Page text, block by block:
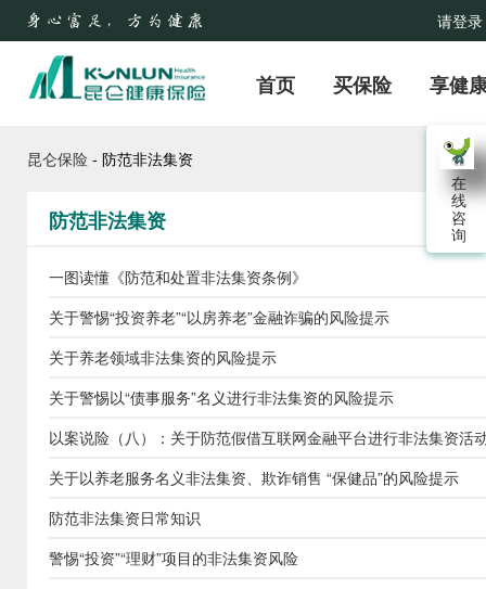
请登录
首页 买保险 享健
在
线
咨
询
昆仑保险 - 防范非法集资
防范非法集资
一图读懂《防范和处置非法集资条例》
关于警惕“投资养老”“以房养老”金融诈骗的风险提示
关于养老领域非法集资的风险提示
关于警惕以“债事服务”名义进行非法集资的风险提示
以案说险（八）：关于防范假借互联网金融平台进行非法集资活
关于以养老服务名义非法集资、欺诈销售 “保健品”的风险提示
防范非法集资日常知识
警惕“投资”“理财”项目的非法集资风险